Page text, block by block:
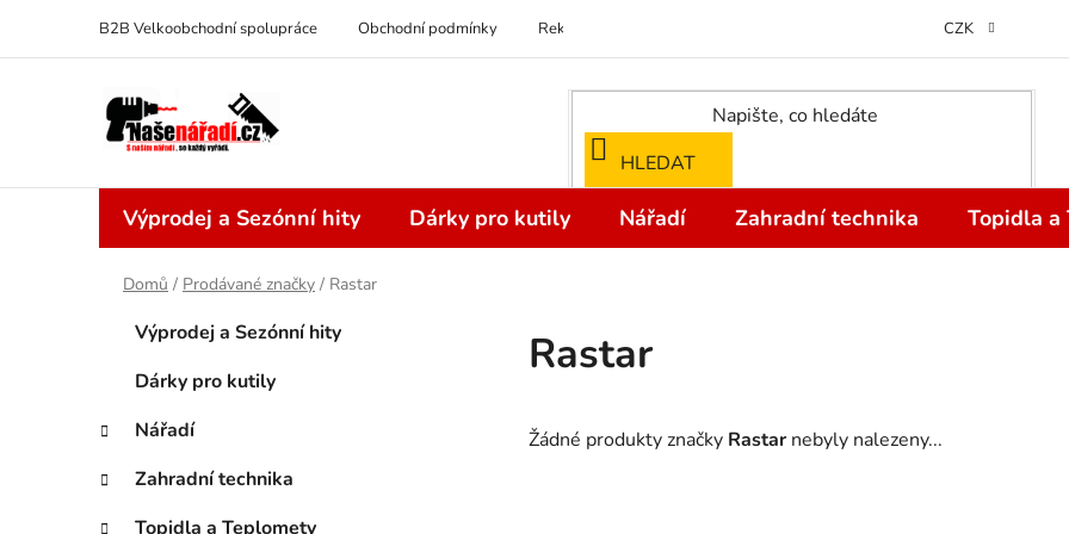
obsah
B2B Velkoobchodní spolupráce Obchodní podmínky Reklamace Odstoupení od
CZK
HLEDAT
Výprodej a Sezónní hity Dárky pro kutily Nářadí Zahradní technika Topidla a
Domů / Prodávané značky / Rastar
t
r
a
Přeskočit
kategorie
g
r
Výprodej a Sezónní hity
Dárky pro kutily
Nářadí
Zahradní technika
Topidla a Teplomety
Rastar
Žádné produkty značky Rastar nebyly nalezeny...